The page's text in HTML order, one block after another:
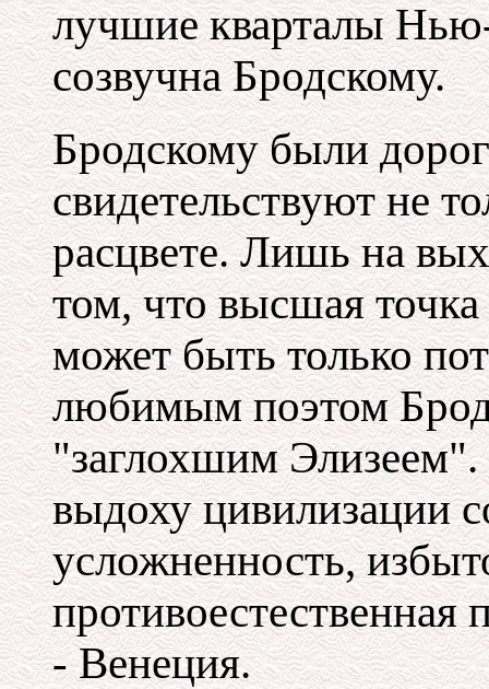
лучшие кварталы
созвучна Бродскому.
Бродскому были
свидетельствуют не
расцвете. Лишь на
том, что высшая
может быть только
любимым поэтом
"заглохшим Элизеем".
выдоху цивилизации
усложненность,
противоестественная
- Венеция.